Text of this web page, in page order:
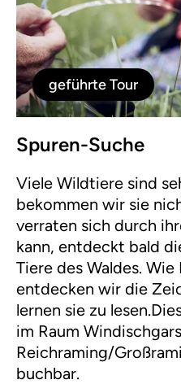
geführte Tour
Spuren-Suche
Viele Wildtiere sind
bekommen wir sie
verraten sich durch
kann, entdeckt bald
Tiere des Waldes.
entdecken wir die
lernen sie zu
im Raum
Reichraming/
buchbar.